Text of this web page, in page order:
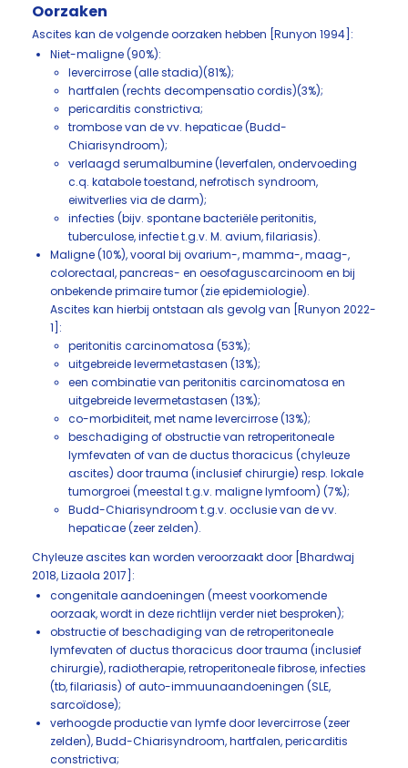
Oorzaken
Ascites kan de volgende oorzaken hebben [Runyon 1994]:
Niet-maligne (90%):
levercirrose (alle stadia)(81%);
hartfalen (rechts decompensatio cordis)(3%);
pericarditis constrictiva;
trombose van de vv. hepaticae (Budd-
Chiarisyndroom);
verlaagd serumalbumine (leverfalen, ondervoeding
c.q. katabole toestand, nefrotisch syndroom,
eiwitverlies via de darm);
infecties (bijv. spontane bacteriële peritonitis,
tuberculose, infectie t.g.v. M. avium, filariasis).
Maligne (10%), vooral bij ovarium-, mamma-, maag-,
colorectaal, pancreas- en oesofaguscarcinoom en bij
onbekende primaire tumor (zie epidemiologie).
Ascites kan hierbij ontstaan als gevolg van [Runyon 2022-
1]:
peritonitis carcinomatosa (53%);
uitgebreide levermetastasen (13%);
een combinatie van peritonitis carcinomatosa en
uitgebreide levermetastasen (13%);
co-morbiditeit, met name levercirrose (13%);
beschadiging of obstructie van retroperitoneale
lymfevaten of van de ductus thoracicus (chyleuze
ascites) door trauma (inclusief chirurgie) resp. lokale
tumorgroei (meestal t.g.v. maligne lymfoom) (7%);
Budd-Chiarisyndroom t.g.v. occlusie van de vv.
hepaticae (zeer zelden).
Chyleuze ascites kan worden veroorzaakt door [Bhardwaj
2018, Lizaola 2017]:
congenitale aandoeningen (meest voorkomende
oorzaak, wordt in deze richtlijn verder niet besproken);
obstructie of beschadiging van de retroperitoneale
lymfevaten of ductus thoracicus door trauma (inclusief
chirurgie), radiotherapie, retroperitoneale fibrose, infecties
(tb, filariasis) of auto-immuunaandoeningen (SLE,
sarcoïdose);
verhoogde productie van lymfe door levercirrose (zeer
zelden), Budd-Chiarisyndroom, hartfalen, pericarditis
constrictiva;